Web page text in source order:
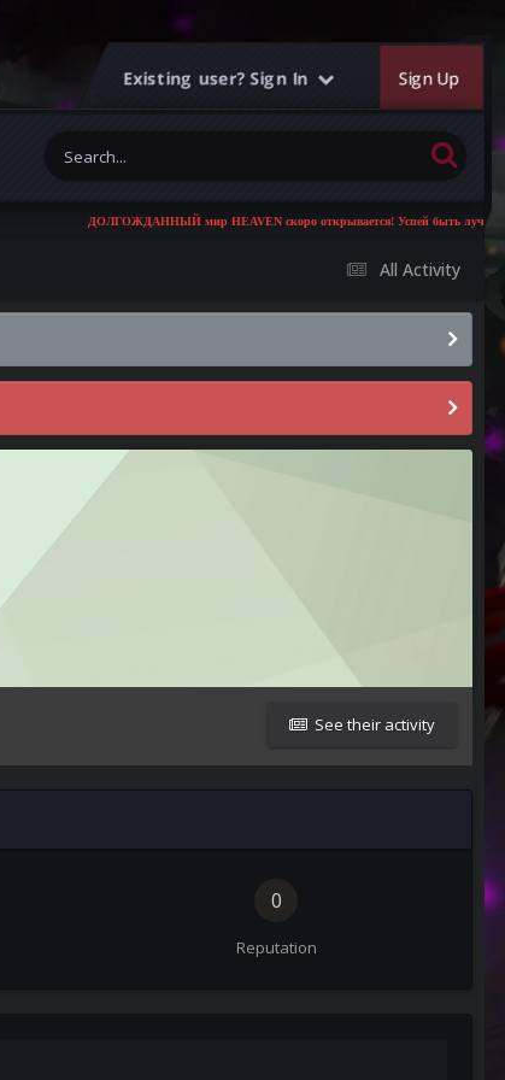
Existing user? Sign In Sign Up
ДОЛГОЖДАННЫЙ мир HEAVEN скоро открывается! Успей быть лучшим из
All Activity
See their activity
0
Reputation